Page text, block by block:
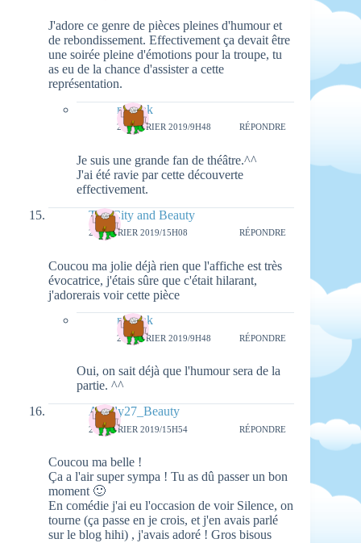
J'adore ce genre de pièces pleines d'humour et
de rebondissement. Effectivement ça devait être
une soirée pleine d'émotions pour la troupe, tu
as eu de la chance d'assister a cette
représentation.
natieak
26 FÉVRIER 2019/9H48 RÉPONDRE
Je suis une grande fan de théâtre.^^
J'ai été ravie par cette découverte
effectivement.
The City and Beauty
20 FÉVRIER 2019/15H08 RÉPONDRE
Coucou ma jolie déjà rien que l'affiche est très
évocatrice, j'étais sûre que c'était hilarant,
j'adorerais voir cette pièce
natieak
26 FÉVRIER 2019/9H48 RÉPONDRE
Oui, on sait déjà que l'humour sera de la
partie. ^^
Aurely27_Beauty
20 FÉVRIER 2019/15H54 RÉPONDRE
Coucou ma belle !
Ça a l'air super sympa ! Tu as dû passer un bon
moment 🙂
En comédie j'ai eu l'occasion de voir Silence, on
tourne (ça passe en je crois, et j'en avais parlé
sur le blog hihi) , j'avais adoré ! Gros bisous